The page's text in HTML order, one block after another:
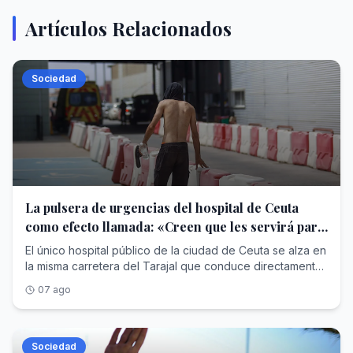
Artículos Relacionados
Sociedad
La pulsera de urgencias del hospital de Ceuta
como efecto llamada: «Creen que les servirá para
pedir asilo»
El único hospital público de la ciudad de Ceuta se alza en
la misma carretera del Tarajal que conduce directamente
ciudad y el punto de referencia sanitario en la zona
fronteriza. El hospital está siempre bajo presión, incluso
sin la llegada masiva de inmigrantes como la que tuvo
lugar hace una semana. Ahora la presión ha dado paso al
07 ago
Sociedad